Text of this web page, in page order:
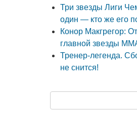
Три звезды Лиги
один — кто же его
Конор Макгрегор:
главной звезды
Тренер-легенда.
не снится!